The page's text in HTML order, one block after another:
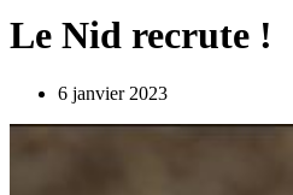
Le Nid recrute !
6 janvier 2023